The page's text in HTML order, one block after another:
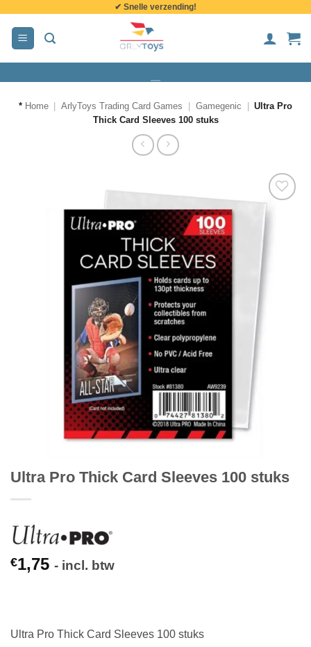
inhoud
✔ Snelle verzending!
* Home ArlyToys Trading Card Games Gamegenic
Ultra Pro
Thick Card Sleeves 100 stuks
Ultra Pro Thick Card Sleeves 100 stuks
€1,75 - incl. btw
Ultra Pro Thick Card Sleeves 100 stuks